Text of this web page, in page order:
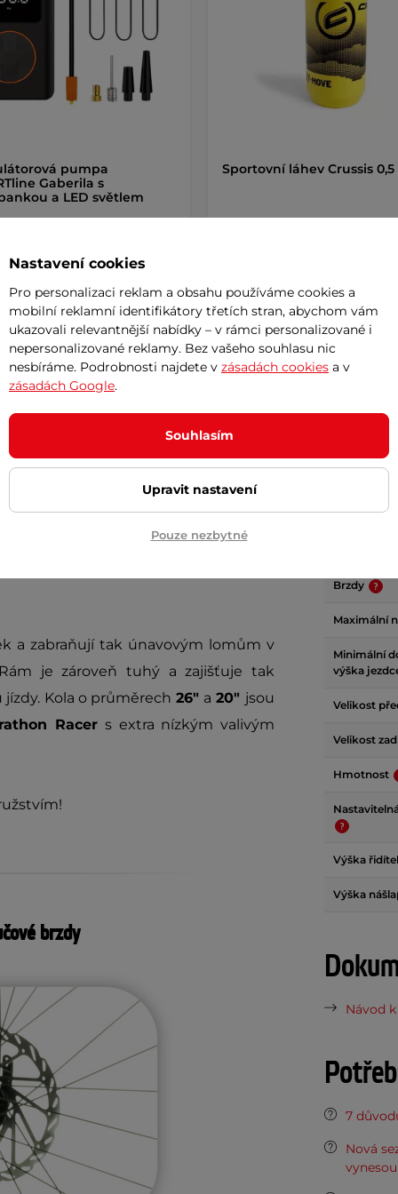
pumpa
Gaberila s
a LED světlem
+ Přidat do košíku
Sportovní láhev Crussis 0,5
+ Přidat do košíku
se neváhají vydat do náročnějšího
má koloběžka podstatně
a zabraňují tak únavovým lomům v
je zároveň tuhý a zajišťuje tak
Kola o průměrech 26" a 20" jsou
Racers extra nízkým valivým
brzdy
Typ
Brzdy
Maximální
Minimální
výška
Velikost
Velikost
Hmotnost
Výška
Výška
Návod
7
Nová
Nastavení cookies
Pro personalizaci reklam a obsahu používáme cookies a
mobilní reklamní identifikátory třetích stran, abychom vám
ukazovali relevantnější nabídky – v rámci personalizované i
nepersonalizované reklamy. Bez vašeho souhlasu nic
nesbíráme. Podrobnosti najdete v zásadách cookies a v
zásadách Google.
Souhlasím
Upravit nastavení
Pouze nezbytné